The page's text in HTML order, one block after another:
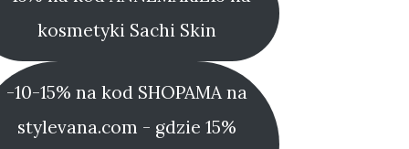
kosmetyki Sachi Skin
-10-15% na kod SHOPAMA na
stylevana.com - gdzie 15%